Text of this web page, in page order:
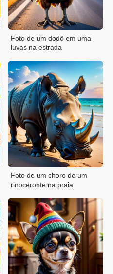
Foto de um dodô em uma
luvas na estrada
Foto de um choro de um
rinoceronte na praia